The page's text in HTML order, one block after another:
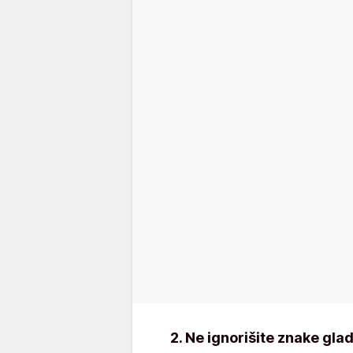
2. Ne ignorišite znake